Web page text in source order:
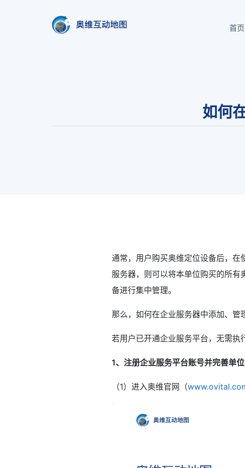
奥维互动地图
北京元生华网软件有限公司 400-首页
如何
通常，用户购买奥维定位设备后，
服务器，则可以将本单位购买的所
备进行集中管理。
那么，如何在企业服务器中添加、管
若用户已开通企业服务平台，无需执
1、注册企业服务平台账号并完善单
（1）进入奥维官网（